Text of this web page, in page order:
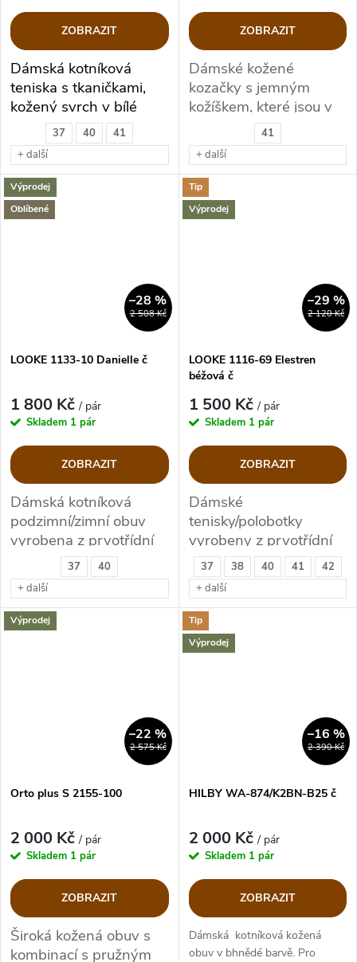
37 40
41
+ další
ZOBRAZIT
Dámská kotníková
teniska s tkaničkami,
kožený svrch v bílé
barvě
41
+ další
ZOBRAZIT
Dámské kožené
kozačky s jemným
kožíškem, které jsou v
Výprodej
Oblíbené
2 508 Kč
–28 %
37
40
+ další
LOOKE 1133-10 Danielle č
1 800 Kč/ pár
Skladem 1 pár
ZOBRAZIT
Dámská kotníková
podzimní/zimní obuv
vyrobena z prvotřídní
Tip
Výprodej
2 120 Kč
–29 %
37 38 40 41
42
+ další
LOOKE 1116-69 Elestren
béžová č
1 500 Kč/ pár
Skladem 1 pár
ZOBRAZIT
Dámské
tenisky/polobotky
vyrobeny z prvotřídní
kůže, zateplené
Výprodej
2 575 Kč
–22 %
Orto plus S 2155-100
2 000 Kč/ pár
Skladem 1 pár
ZOBRAZIT
Široká kožená obuv s
kombinací s pružným
Tip
Výprodej
2 390 Kč
–16 %
HILBY WA-874/K2BN-B25 č
2 000 Kč/ pár
Skladem 1 pár
ZOBRAZIT
Dámská kotníková kožená
obuv v bhnědé barvě. Pro